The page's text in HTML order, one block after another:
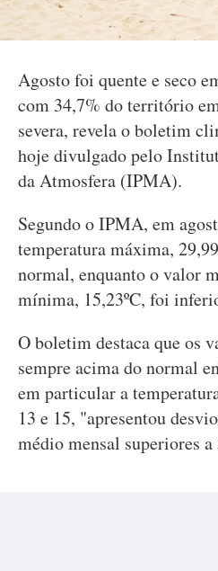
Agosto foi quente e seco
com 34,7% do território
severa, revela o boletim
hoje divulgado pelo
da Atmosfera (IPMA).
Segundo o IPMA, em
temperatura máxima,
normal, enquanto o valor
mínima, 15,23ºC, foi
O boletim destaca que os
sempre acima do normal
em particular a
13 e 15, "apresentou
médio mensal superiores a